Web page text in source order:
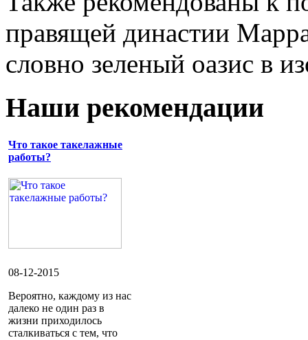
правящей династии
словно зеленый оазис в
Наши рекомендации
Что такое такелажные
работы?
08-12-2015
Вероятно, каждому из нас
далеко не один раз в
жизни приходилось
сталкиваться с тем, что